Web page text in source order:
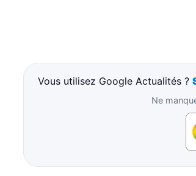
Vous utilisez Google Actualités ?
Ne